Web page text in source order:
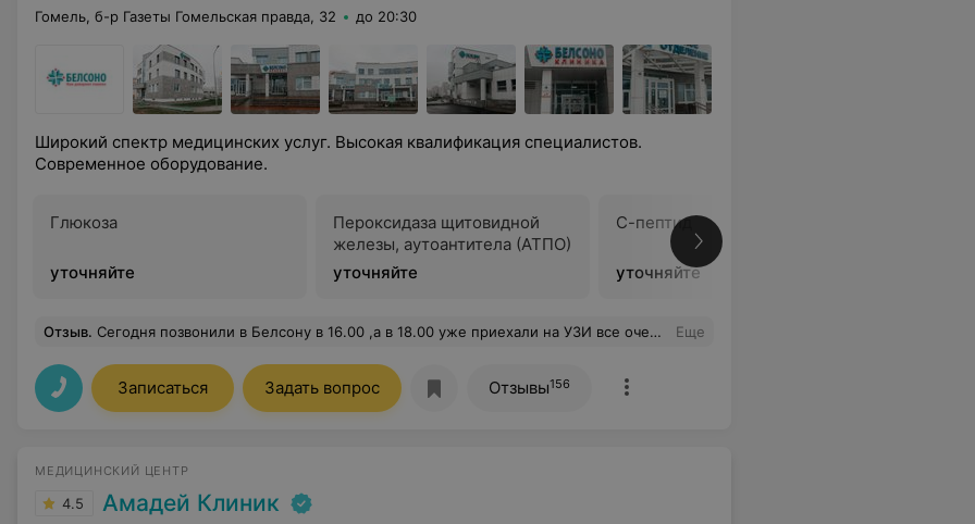
Гомель, б-р Газеты Гомельская правда, 32 до 20:30
Широкий спектр медицинских услуг. Высокая квалификация специалистов.
Современное оборудование.
Глюкоза
уточняйте
Пероксидаза щитовидной
железы, аутоантитела (АТПО)
уточняйте
С-пептид
уточняйте
Отзыв. Сегодня позвонили в Белсону в 16.00 ,а в 18.00 уже приехали на УЗИ все очень понравилось.Врач очень милая женщина.Будем еще обращаться в этот центр(если понадобиться).Персонал вежливый. Еще
Записаться Задать вопрос Отзывы156
МЕДИЦИНСКИЙ ЦЕНТР
4.5 Амадей Клиник